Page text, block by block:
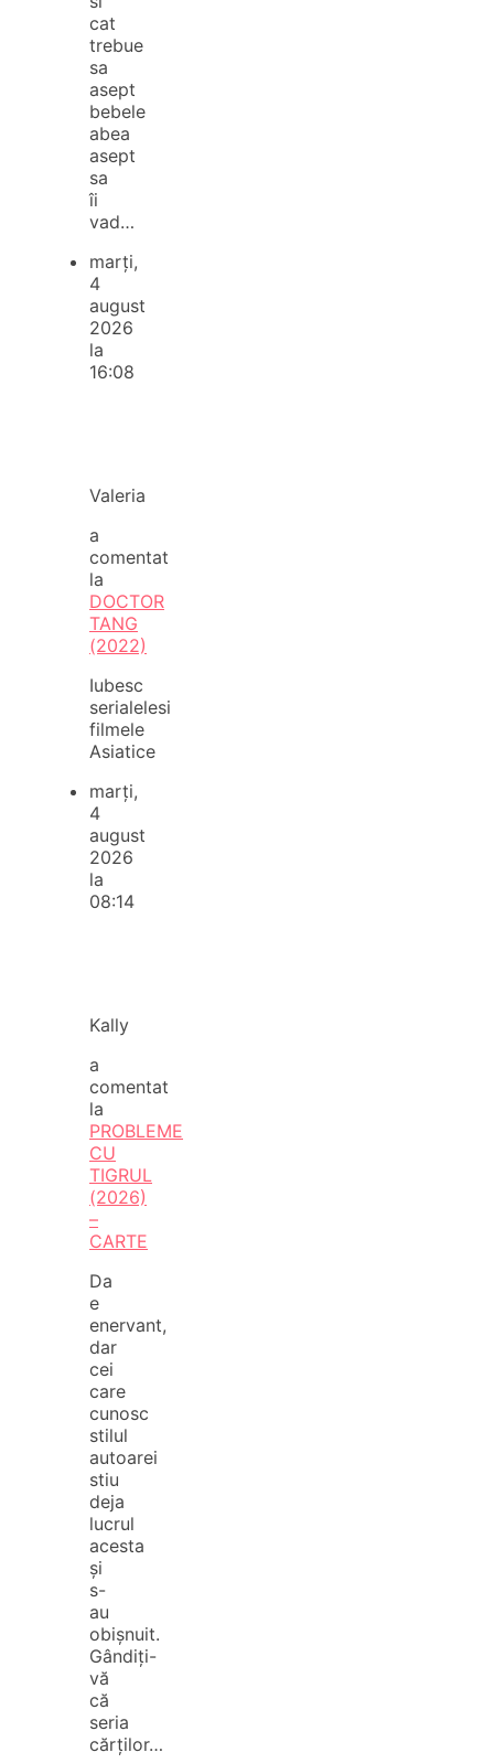
cat
trebue
sa
asept
bebele
abea
asept
sa
îi
vad…
marți,
4
august
2026
la
16:08
Valeria
a
comentat
la
DOCTOR
TANG
(2022)
Iubesc
serialelesi
filmele
Asiatice
marți,
4
august
2026
la
08:14
Kally
a
comentat
la
PROBLEME
CU
TIGRUL
(2026)
–
CARTE
Da
e
enervant,
dar
cei
care
cunosc
stilul
autoarei
stiu
deja
lucrul
acesta
și
s-
au
obișnuit.
Gândiți-
vă
că
seria
cărților…